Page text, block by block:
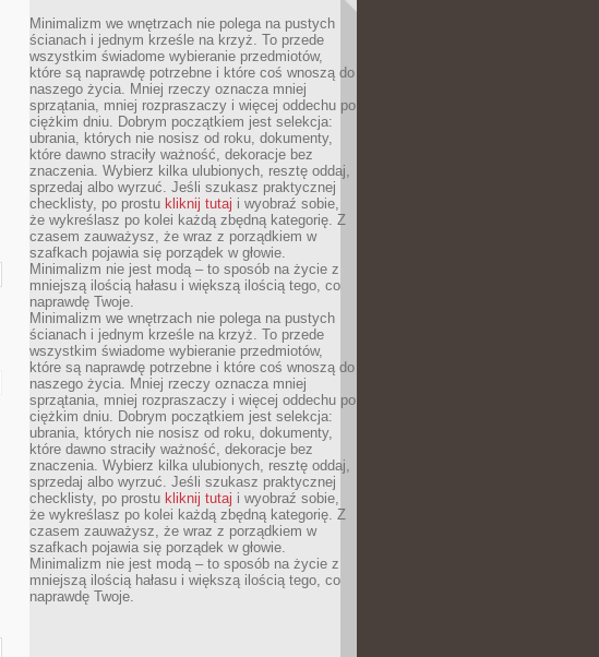
Minimalizm we wnętrzach nie polega na pustych
ścianach i jednym krześle na krzyż. To przede
wszystkim świadome wybieranie przedmiotów,
które są naprawdę potrzebne i które coś wnoszą do
naszego życia. Mniej rzeczy oznacza mniej
sprzątania, mniej rozpraszaczy i więcej oddechu po
ciężkim dniu. Dobrym początkiem jest selekcja:
ubrania, których nie nosisz od roku, dokumenty,
które dawno straciły ważność, dekoracje bez
znaczenia. Wybierz kilka ulubionych, resztę oddaj,
sprzedaj albo wyrzuć. Jeśli szukasz praktycznej
checklisty, po prostu kliknij tutaj i wyobraź sobie,
że wykreślasz po kolei każdą zbędną kategorię. Z
czasem zauważysz, że wraz z porządkiem w
szafkach pojawia się porządek w głowie.
Minimalizm nie jest modą – to sposób na życie z
mniejszą ilością hałasu i większą ilością tego, co
naprawdę Twoje.
Minimalizm we wnętrzach nie polega na pustych
ścianach i jednym krześle na krzyż. To przede
wszystkim świadome wybieranie przedmiotów,
które są naprawdę potrzebne i które coś wnoszą do
naszego życia. Mniej rzeczy oznacza mniej
sprzątania, mniej rozpraszaczy i więcej oddechu po
ciężkim dniu. Dobrym początkiem jest selekcja:
ubrania, których nie nosisz od roku, dokumenty,
które dawno straciły ważność, dekoracje bez
znaczenia. Wybierz kilka ulubionych, resztę oddaj,
sprzedaj albo wyrzuć. Jeśli szukasz praktycznej
checklisty, po prostu kliknij tutaj i wyobraź sobie,
że wykreślasz po kolei każdą zbędną kategorię. Z
czasem zauważysz, że wraz z porządkiem w
szafkach pojawia się porządek w głowie.
Minimalizm nie jest modą – to sposób na życie z
mniejszą ilością hałasu i większą ilością tego, co
naprawdę Twoje.